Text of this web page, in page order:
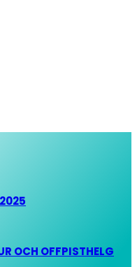
OCH OFFPISTHELG